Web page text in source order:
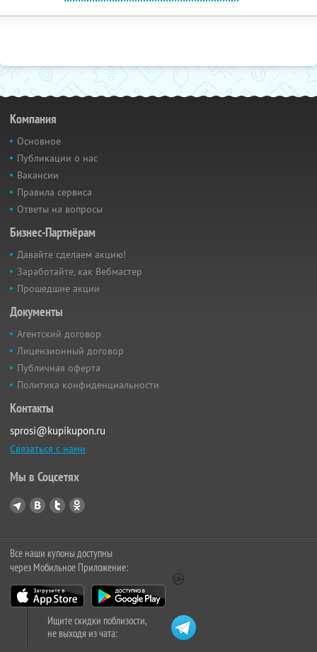
Компания
Основное
Публикации о нас
Вакансии
Правила сервиса
Ответы на вопросы
Бизнес-Партнёрам
Давайте сделаем акцию!
Заработайте, как Вебмастер
Прошедшие акции
Документы
Агентский договор
Лицензионный договор
Публичная оферта
Политика конфиденциальности
Контакты
sprosi@kupikupon.ru
Связаться с нами
Мы в Соцсетях
Все наши купоны доступны
через Мобильное Приложение:
Ищите скидки поблизости,
не выходя из чата: